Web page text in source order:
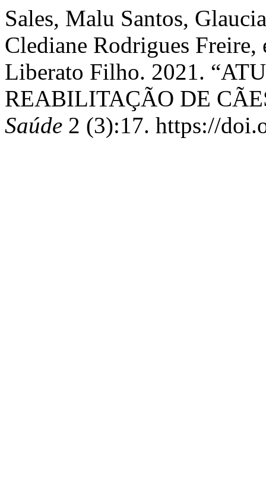
Sales, Malu Santos,
Clediane Rodrigues
Liberato Filho. 2021.
REABILITAÇÃO DE
Saúde 2 (3):17. https://